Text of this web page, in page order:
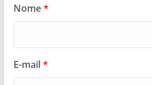
Nome*
E-mail*